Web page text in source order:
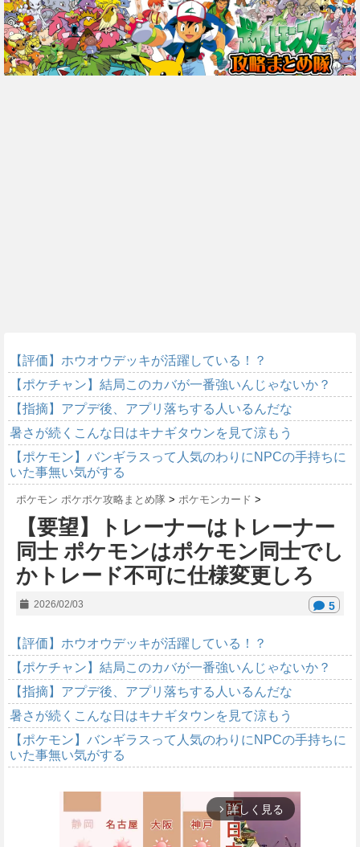
【評価】ホウオウデッキが活躍している！？
【ポケチャン】結局このカバが一番強いんじゃないか？
【指摘】アプデ後、アプリ落ちする人いるんだな
暑さが続くこんな日はキナギタウンを見て涼もう
【ポケモン】バンギラスって人気のわりにNPCの手持ちに
いた事無い気がする
ポケモン ポケポケ攻略まとめ隊 > ポケモンカード >
【要望】トレーナーはトレーナー
同士 ポケモンはポケモン同士でし
かトレード不可に仕様変更しろ
2026/02/03 5
【評価】ホウオウデッキが活躍している！？
【ポケチャン】結局このカバが一番強いんじゃないか？
【指摘】アプデ後、アプリ落ちする人いるんだな
暑さが続くこんな日はキナギタウンを見て涼もう
【ポケモン】バンギラスって人気のわりにNPCの手持ちに
いた事無い気がする
arrow_forward_ios 詳しく見る